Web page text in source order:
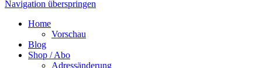
Navigation überspringen
Home
Vorschau
Blog
Shop / Abo
Adressänderung